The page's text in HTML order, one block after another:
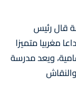
قال رئيس
مغربيا متميزا
ويعد مدرسة